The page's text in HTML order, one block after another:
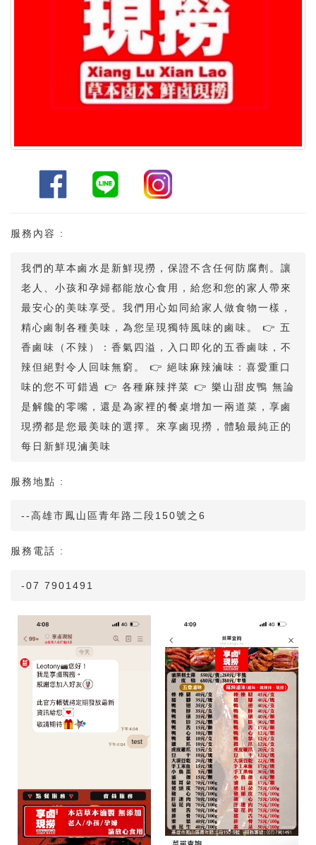
服務內容 :
我們的草本鹵水是新鮮現撈，保證不含任何防腐劑。讓
老人、小孩和孕婦都能放心食用，給您和您的家人帶來
最安心的美味享受。我們用心如同給家人做食物一樣，
精心鹵制各種美味，為您呈現獨特風味的鹵味。 👉 五
香鹵味（不辣）：香氣四溢，入口即化的五香鹵味，不
辣但絕對令人回味無窮。 👉 絕味麻辣滷味：喜愛重口
味的您不可錯過 👉 各種麻辣拌菜 👉 樂山甜皮鴨 無論
是解饞的零嘴，還是為家裡的餐桌增加一兩道菜，享鹵
現撈都是您最美味的選擇。來享鹵現撈，體驗最純正的
每日新鮮現滷美味
服務地點 :
--高雄市鳳山區青年路二段150號之6
服務電話 :
-07 7901491